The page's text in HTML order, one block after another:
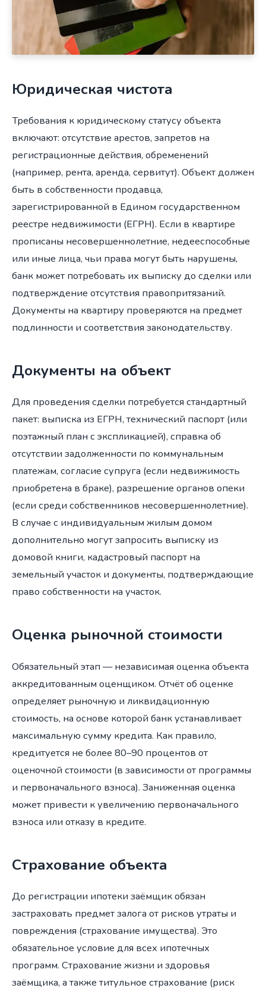
Юридическая чистота
Требования к юридическому статусу объекта
включают: отсутствие арестов, запретов на
регистрационные действия, обременений
(например, рента, аренда, сервитут). Объект должен
быть в собственности продавца,
зарегистрированной в Едином государственном
реестре недвижимости (ЕГРН). Если в квартире
прописаны несовершеннолетние, недееспособные
или иные лица, чьи права могут быть нарушены,
банк может потребовать их выписку до сделки или
подтверждение отсутствия правопритязаний.
Документы на квартиру проверяются на предмет
подлинности и соответствия законодательству.
Документы на объект
Для проведения сделки потребуется стандартный
пакет: выписка из ЕГРН, технический паспорт (или
поэтажный план с экспликацией), справка об
отсутствии задолженности по коммунальным
платежам, согласие супруга (если недвижимость
приобретена в браке), разрешение органов опеки
(если среди собственников несовершеннолетние).
В случае с индивидуальным жилым домом
дополнительно могут запросить выписку из
домовой книги, кадастровый паспорт на
земельный участок и документы, подтверждающие
право собственности на участок.
Оценка рыночной стоимости
Обязательный этап — независимая оценка объекта
аккредитованным оценщиком. Отчёт об оценке
определяет рыночную и ликвидационную
стоимость, на основе которой банк устанавливает
максимальную сумму кредита. Как правило,
кредитуется не более 80–90 процентов от
оценочной стоимости (в зависимости от программы
и первоначального взноса). Заниженная оценка
может привести к увеличению первоначального
взноса или отказу в кредите.
Страхование объекта
До регистрации ипотеки заёмщик обязан
застраховать предмет залога от рисков утраты и
повреждения (страхование имущества). Это
обязательное условие для всех ипотечных
программ. Страхование жизни и здоровья
заёмщика, а также титульное страхование (риск